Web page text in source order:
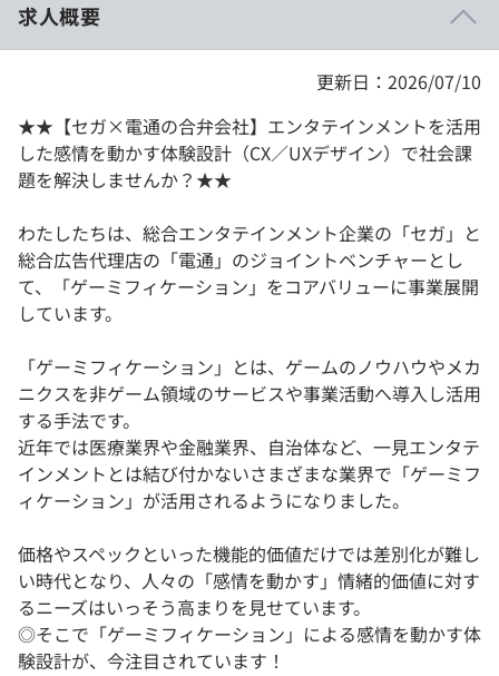
契約内容・クーポン
求人概要
更新日：2026/07/10
★★【セガ×電通の合弁会社】エンタテインメントを活用
した感情を動かす体験設計（CX／UXデザイン）で社会課
題を解決しませんか？★★
わたしたちは、総合エンタテインメント企業の「セガ」と
総合広告代理店の「電通」のジョイントベンチャーとし
て、「ゲーミフィケーション」をコアバリューに事業展開
しています。
「ゲーミフィケーション」とは、ゲームのノウハウやメカ
ニクスを非ゲーム領域のサービスや事業活動へ導入し活用
する手法です。
近年では医療業界や金融業界、自治体など、一見エンタテ
インメントとは結び付かないさまざまな業界で「ゲーミフ
ィケーション」が活用されるようになりました。
価格やスペックといった機能的価値だけでは差別化が難し
い時代となり、人々の「感情を動かす」情緒的価値に対す
るニーズはいっそう高まりを見せています。
◎そこで「ゲーミフィケーション」による感情を動かす体
験設計が、今注目されています！